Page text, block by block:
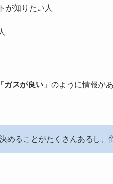
が知りたい人
ガスが良い 」のように情報が
めることがたくさんあるし、